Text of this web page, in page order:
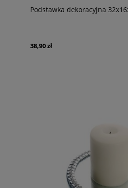
Podstawka dekoracyjna
38,90 zł